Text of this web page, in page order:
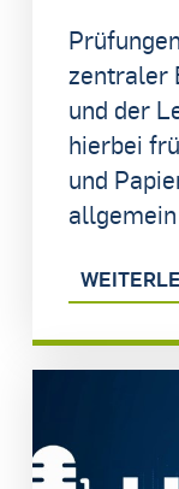
zentraler
und der
hierbei
und